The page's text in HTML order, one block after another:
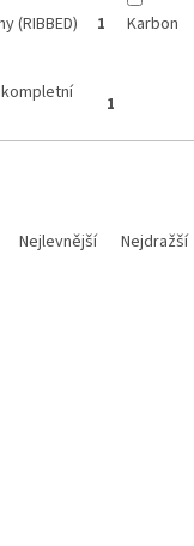
(RIBBED) 1 Karbon
1
Nejlevnější Nejdražší